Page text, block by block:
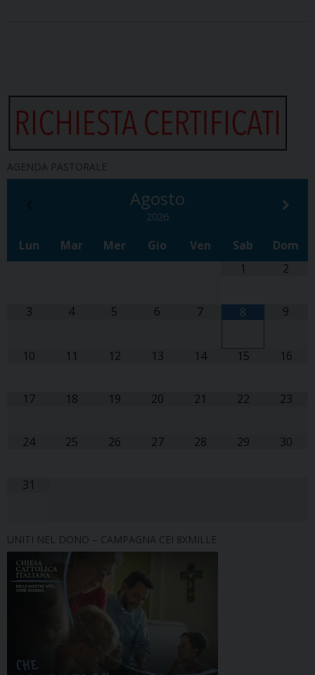
AGENDA PASTORALE
Agosto
2026
Lun Mar Mer Gio Ven Sab
Dom
1
2
3 4 5 6 7 8 9
10 11 12 13 14 15 16
17 18 19 20 21 22 23
24 25 26 27 28 29 30
31
UNITI NEL DONO – CAMPAGNA CEI 8XMILLE